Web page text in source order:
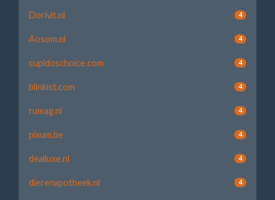
Dorivit.nl 4
Aosom.nl 4
cupidoschoice.com 4
blinkist.com 4
rumag.nl 4
pixum.be 4
dealluxe.nl 4
dierenapotheek.nl 4